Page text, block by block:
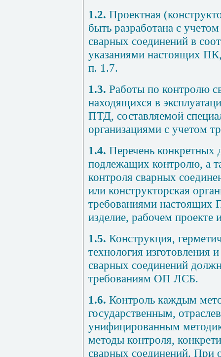
1.2. Проектная
быть разработана с
сварных соединений в
указаниями настоящих
п. 1.7.
1.3. Работы по контролю
находящихся в
ПТД, составляемой
организациями с учетом
1.4. Перечень конкретных
подлежащих контролю, а
контроля сварных
или конструкторская
требованиями настоящих
изделие, рабочем проекте
1.5. Конструкция,
технология
сварных соединений
требованиям ОП ЛСБ.
1.6. Контроль каждым
государственным,
унифицированным
методы контроля,
сварных соединений. При